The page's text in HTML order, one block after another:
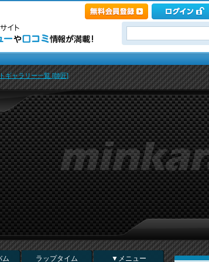
ギャラリー一覧 [師匠]
ム ラップタイム ▼メニュー